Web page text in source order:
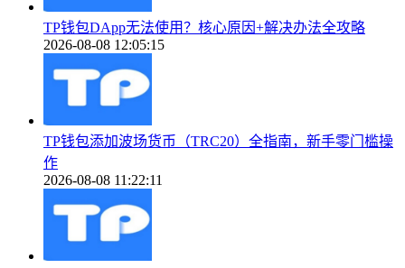
TP钱包DApp无法使用？核心原因+解决办法全攻略
2026-08-08 12:05:15
TP钱包添加波场货币（TRC20）全指南，新手零门槛操
作
2026-08-08 11:22:11